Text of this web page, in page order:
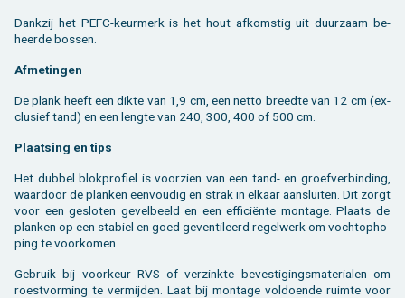
Dank­zij het PEFC-keur­merk is het hout af­kom­stig uit duur­zaam be­
heer­de bos­sen.
Af­me­tin­gen
De plank heeft een dikte van 1,9 cm, een netto breed­te van 12 cm (ex­
clu­sief tand) en een leng­te van 240, 300, 400 of 500 cm.
Plaat­sing en tips
Het dub­bel blok­pro­fiel is voor­zien van een tand- en groef­ver­bin­ding,
waar­door de plan­ken een­vou­dig en strak in el­kaar aan­slui­ten. Dit zorgt
voor een ge­slo­ten ge­vel­beeld en een ef­fi­ciënte mon­ta­ge. Plaats de
plan­ken op een sta­biel en goed ge­ven­ti­leerd re­gel­werk om vocht­op­ho­
ping te voor­ko­men.
Ge­bruik bij voor­keur RVS of ver­zink­te be­ves­ti­gings­ma­te­ri­a­len om
roest­vor­ming te ver­mij­den. Laat bij mon­ta­ge vol­doen­de ruim­te voor